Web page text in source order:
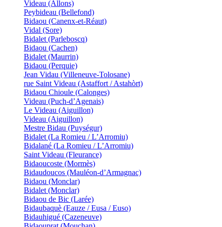
Videau (Allons)
Peybideau (Bellefond)
Bidaou (Canenx-et-Réaut)
Vidal (Sore)
Bidalet (Parleboscq)
Bidaou (Cachen)
Bidalet (Maurrin)
Bidaou (Perquie)
Jean Vidau (Villeneuve-Tolosane)
rue Saint Videau (Astaffort / Astahòrt)
Bidaou Chioule (Calonges)
Videau (Puch-d’Agenais)
Le Videau (Aiguillon)
Videau (Aiguillon)
Mestre Bidau (Puységur)
Bidalet (La Romieu / L’Arromiu)
Bidalané (La Romieu / L’Arromiu)
Saint Videau (Fleurance)
Bidaoucoste (Mormès)
Bidaudoucos (Mauléon-d’Armagnac)
Bidaou (Monclar)
Bidalet (Monclar)
Bidaou de Bic (Larée)
Bidaubaquè (Eauze / Eusa / Euso)
Bidauhigué (Cazeneuve)